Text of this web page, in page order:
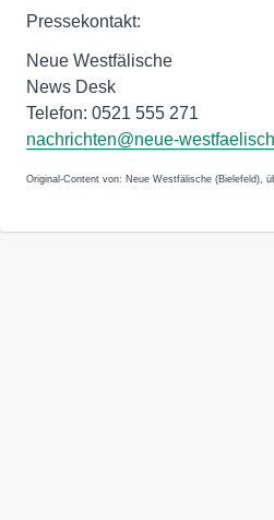
Pressekontakt:
Neue Westfälische
News Desk
Telefon: 0521 555 271
nachrichten@neue-
Original-Content von: Neue Westfälische (Bielefeld),